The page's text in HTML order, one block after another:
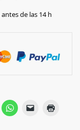
de las 14 h